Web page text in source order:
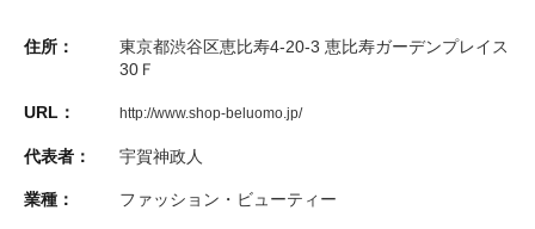
住所：
東京都渋谷区恵比寿4-20-3 恵比寿ガーデンプレイス
30Ｆ
URL： http://www.shop-beluomo.jp/
代表者： 宇賀神政人
業種： ファッション・ビューティー